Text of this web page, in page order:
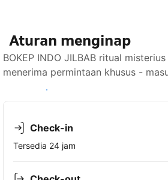
Aturan menginap
BOKEP INDO JILBAB ritual
menerima permintaan khusus -
Lihat ketersediaan
Check-in
Tersedia 24 jam